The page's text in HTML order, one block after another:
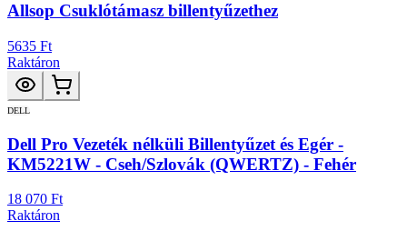
Allsop Csuklótámasz billentyűzethez
5635 Ft
Raktáron
DELL
Dell Pro Vezeték nélküli Billentyűzet és Egér -
KM5221W - Cseh/Szlovák (QWERTZ) - Fehér
18 070 Ft
Raktáron